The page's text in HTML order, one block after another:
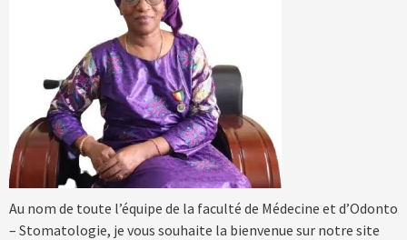
Au nom de toute l’équipe de la faculté de Médecine et d’Odonto
– Stomatologie, je vous souhaite la bienvenue sur notre site